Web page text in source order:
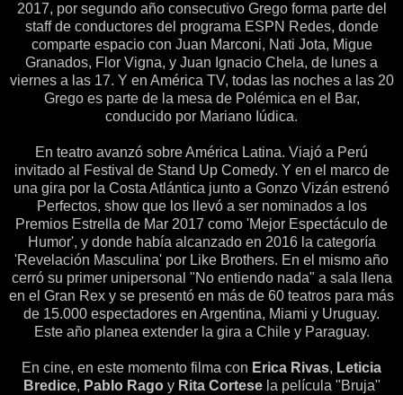
2017, por segundo año consecutivo Grego forma parte del
staff de conductores del programa ESPN Redes, donde
comparte espacio con Juan Marconi, Nati Jota, Migue
Granados, Flor Vigna, y Juan Ignacio Chela, de lunes a
viernes a las 17. Y en América TV, todas las noches a las 20
Grego es parte de la mesa de Polémica en el Bar,
conducido por Mariano Iúdica.
En teatro avanzó sobre América Latina. Viajó a Perú
invitado al Festival de Stand Up Comedy. Y en el marco de
una gira por la Costa Atlántica junto a Gonzo Vizán estrenó
Perfectos, show que los llevó a ser nominados a los
Premios Estrella de Mar 2017 como 'Mejor Espectáculo de
Humor', y donde había alcanzado en 2016 la categoría
'Revelación Masculina' por Like Brothers. En el mismo año
cerró su primer unipersonal "No entiendo nada" a sala llena
en el Gran Rex y se presentó en más de 60 teatros para más
de 15.000 espectadores en Argentina, Miami y Uruguay.
Este año planea extender la gira a Chile y Paraguay.
En cine, en este momento filma con Erica Rivas, Leticia
Bredice, Pablo Ragoy Rita Cortesela película "Bruja"